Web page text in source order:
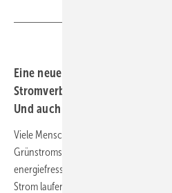
Eine neue App des Fraunhofer
Stromverbräuche an hohen
Und auch die Preise sind zu
Viele Menschen möchten ihren
Grünstroms im Netz richten. E-Autos,
energiefressende Rechenprozesse
Strom laufen. Dabei unterstützt jetzt ab